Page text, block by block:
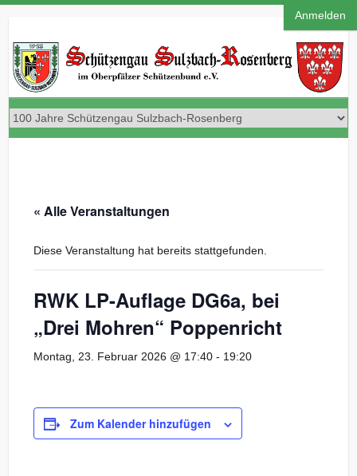
Anmelden
« Alle Veranstaltungen
Diese Veranstaltung hat bereits stattgefunden.
RWK LP-Auflage DG6a, bei
„Drei Mohren“ Poppenricht
Montag, 23. Februar 2026 @ 17:40- 19:20
Zum Kalender hinzufügen